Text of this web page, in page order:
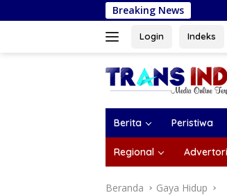
ke
Breaking News
Login Indeks
Berita Peristiwa
Regional
Beranda Gaya Hidup